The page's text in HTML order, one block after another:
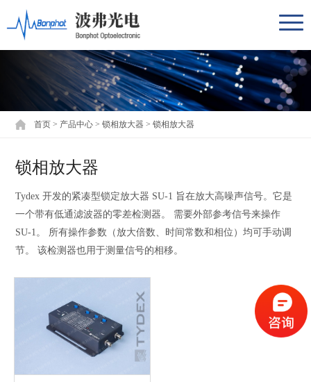
首页 > 产品中心 >锁相放大器 >锁相放大器
锁相放大器
Tydex 开发的紧凑型锁定放大器 SU-1 旨在放大高噪声信号。它是
一个带有低通滤波器的零差检测器。 需要外部参考信号来操作
SU-1。 所有操作参数（放大倍数、时间常数和相位）均可手动调
节。 该检测器也用于测量信号的相移。